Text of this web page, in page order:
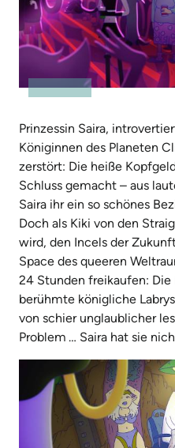
Prinzessin Saira,
Königinnen des Planeten
zerstört: Die heiße
Schluss gemacht – aus
Saira ihr ein so schönes
Doch als Kiki von den
wird, den Incels der
Space des queeren
24 Stunden freikaufen:
berühmte königliche
von schier unglaublicher
Problem … Saira hat sie